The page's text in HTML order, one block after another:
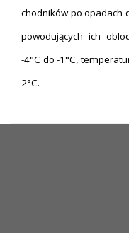
chodników po opadach
powodujących ich
-4°C do -1°C,
2°C.